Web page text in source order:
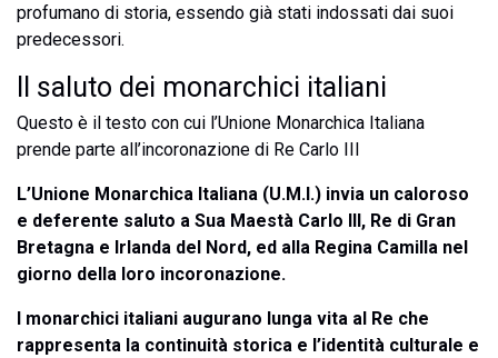
profumano di storia, essendo già stati indossati dai suoi
predecessori.
Il saluto dei monarchici italiani
Questo è il testo con cui l’Unione Monarchica Italiana
prende parte all’incoronazione di Re Carlo III
L’Unione Monarchica Italiana (U.M.I.) invia un caloroso
e deferente saluto a Sua Maestà Carlo III, Re di Gran
Bretagna e Irlanda del Nord, ed alla Regina Camilla nel
giorno della loro incoronazione.
I monarchici italiani augurano lunga vita al Re che
rappresenta la continuità storica e l’identità culturale e